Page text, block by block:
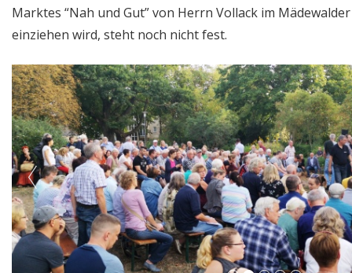
Marktes “Nah und Gut” von Herrn Vollack im
einziehen wird, steht noch nicht fest.